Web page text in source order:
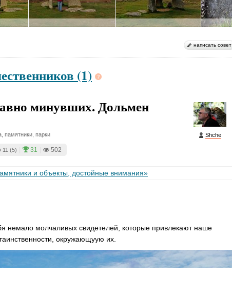
написать совет
(1)
Shche
минувших. Дольмен
памятники, парки
11 (5) 31 502
и объекты, достойные внимания»
немало молчаливых свидетелей, которые привлекают наше
окружающуую их.